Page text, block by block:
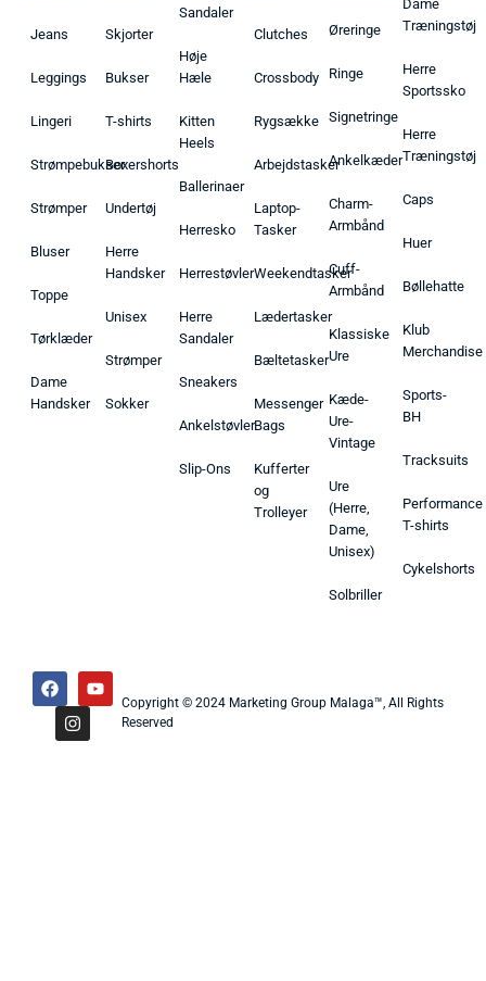
Jeans
Leggings
Lingeri
Strømpebukser
Strømper
Bluser
Toppe
Tørklæder
Dame
Handsker
Skjorter
Bukser
T-shirts
Boxershorts
Undertøj
Herre
Handsker
Unisex
Strømper
Sokker
Sandaler
Høje
Hæle
Kitten
Heels
Ballerinaer
Herresko
Herrestøvler
Herre
Sandaler
Sneakers
Ankelstøvler
Slip-Ons
Clutches
Crossbody
Rygsække
Arbejdstasker
Laptop-
Tasker
Weekendtasker
Lædertasker
Bæltetasker
Messenger
Bags
Kufferter
og
Trolleyer
Øreringe
Ringe
Signetringe
Ankelkæder
Charm-
Armbånd
Cuff-
Armbånd
Klassiske
Ure
Kæde-
Ure-
Vintage
Ure
(Herre,
Dame,
Unisex)
Solbriller
Dame
Træningstøj
Herre
Sportssko
Herre
Træningstøj
Caps
Huer
Bøllehatte
Klub
Merchandise
Sports-
BH
Tracksuits
Performance
T-shirts
Cykelshorts
Copyright © 2024 Marketing Group Malaga™, All Rights
Reserved